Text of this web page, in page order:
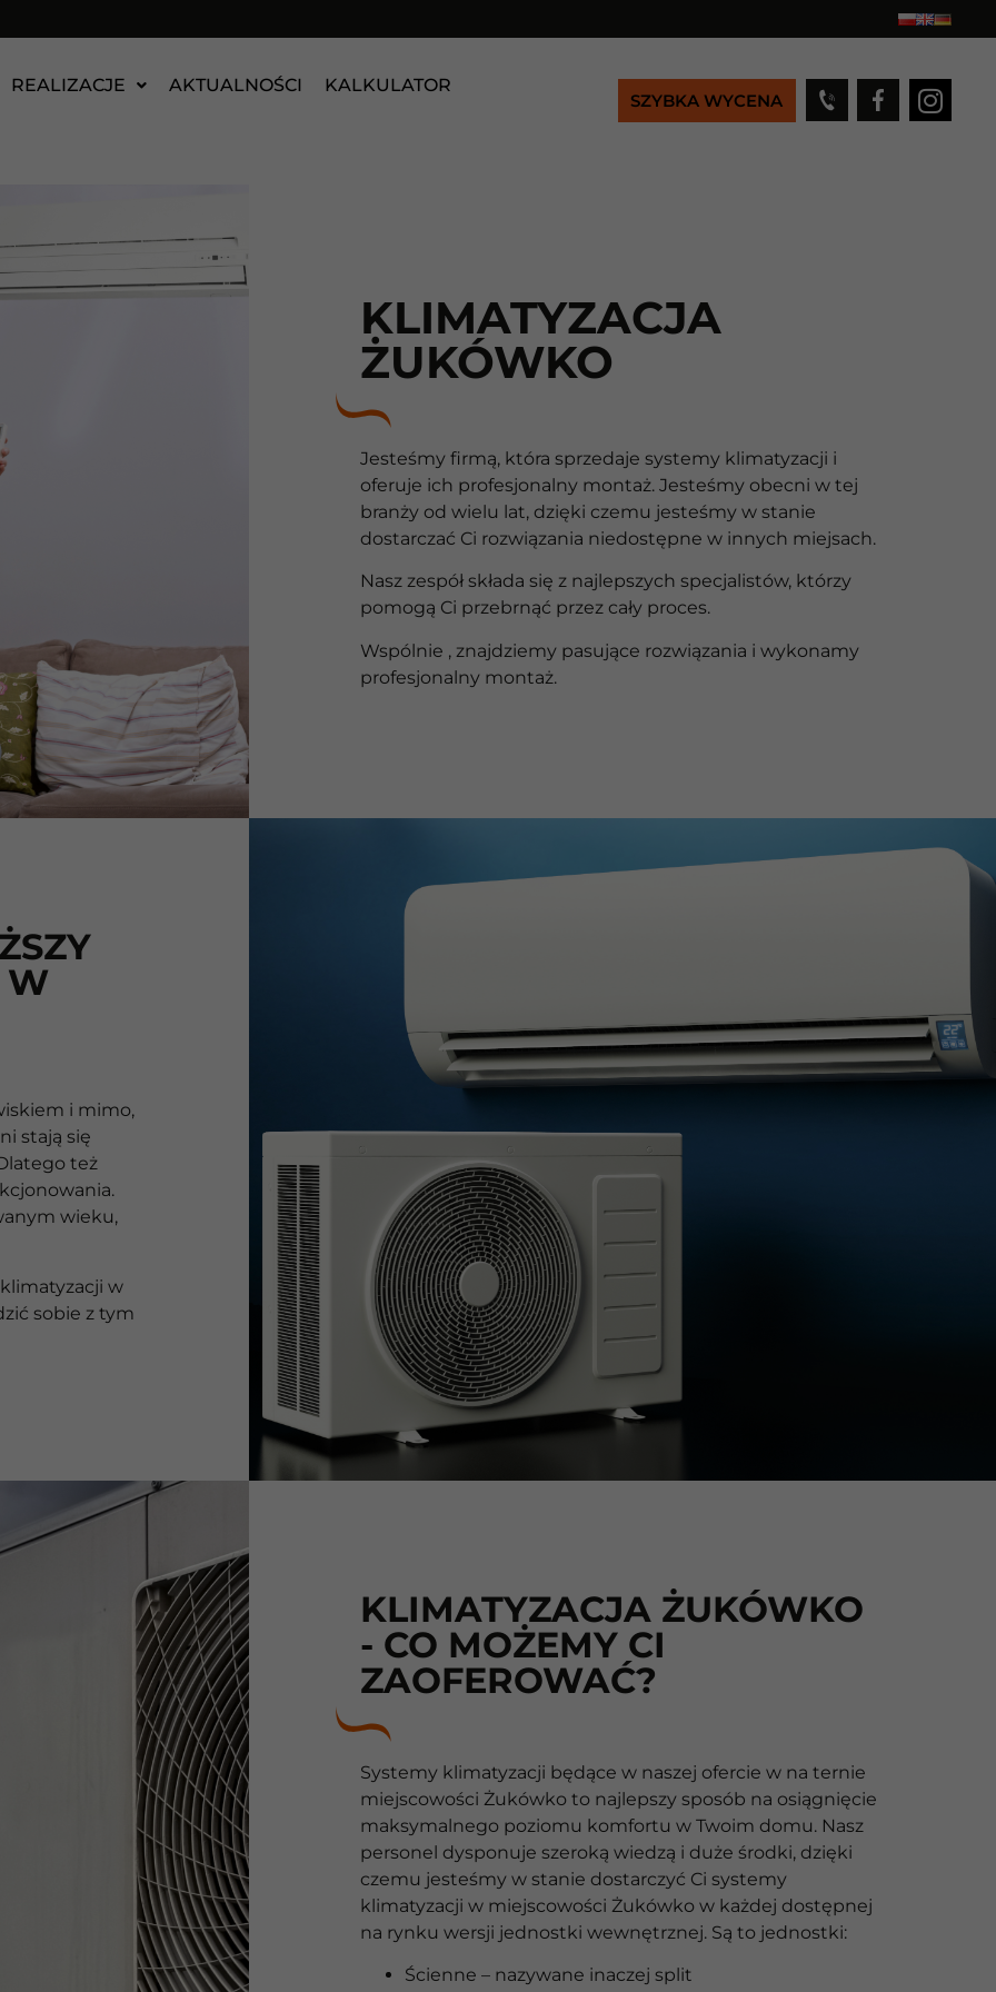
REALIZACJE AKTUALNOŚCI KALKULATOR
SZYBKA WYCENA
KLIMATYZACJA
ŻUKÓWKO
Jesteśmy firmą, która sprzedaje systemy klimatyzacji i
oferuje ich profesjonalny montaż. Jesteśmy obecni w tej
branży od wielu lat, dzięki czemu jesteśmy w stanie
dostarczać Ci rozwiązania niedostępne w innych miejsach.
Nasz zespół składa się z najlepszych specjalistów, którzy
pomogą Ci przebrnąć przez cały proces.
Wspólnie , znajdziemy pasujące rozwiązania i wykonamy
profesjonalny montaż.
W
i mimo,
stają się
też
wieku,
w
sobie z tym
KLIMATYZACJA ŻUKÓWKO
- CO MOŻEMY CI
ZAOFEROWAĆ?
Systemy klimatyzacji będące w naszej ofercie w na ternie
miejscowości Żukówko to najlepszy sposób na osiągnięcie
maksymalnego poziomu komfortu w Twoim domu. Nasz
personel dysponuje szeroką wiedzą i duże środki, dzięki
czemu jesteśmy w stanie dostarczyć Ci systemy
klimatyzacji w miejscowości Żukówko w każdej dostępnej
na rynku wersji jednostki wewnętrznej. Są to jednostki:
Ścienne – nazywane inaczej split